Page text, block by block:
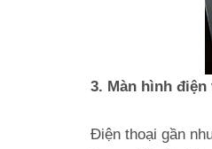
3. Màn hình điện
Điện thoại gần